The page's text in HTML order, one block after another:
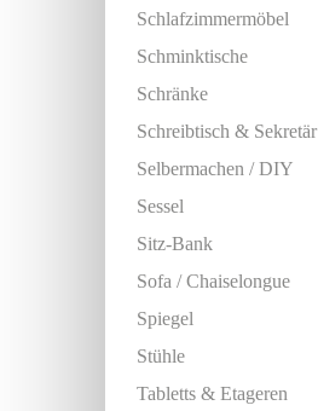
Schlafzimmermöbel
Schminktische
Schränke
Schreibtisch & Sekretär
Selbermachen / DIY
Sessel
Sitz-Bank
Sofa / Chaiselongue
Spiegel
Stühle
Tabletts & Etageren